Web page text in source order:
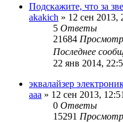
Подскажите, что за
akakich » 12 сен 2013,
5 Ответы
21684
Последнее
22 янв 2014,
эквалайзер
ааа » 12 сен 2013, 12:51
0 Ответы
15291